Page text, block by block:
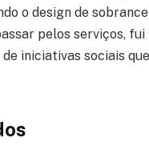
o design de
pelos serviços,
iniciativas sociais